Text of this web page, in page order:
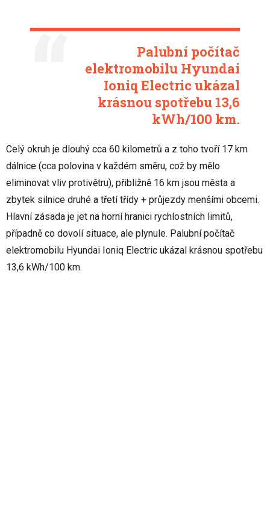
Palubní počítač
elektromobilu Hyundai
Ioniq Electric ukázal
krásnou spotřebu 13,6
kWh/100 km.
Celý okruh je dlouhý cca 60 kilometrů a z toho tvoří 17 km
dálnice (cca polovina v každém směru, což by mělo
eliminovat vliv protivětru), přibližně 16 km jsou města a
zbytek silnice druhé a třetí třídy + průjezdy menšími obcemi.
Hlavní zásada je jet na horní hranici rychlostních limitů,
případně co dovolí situace, ale plynule. Palubní počítač
elektromobilu Hyundai Ioniq Electric ukázal krásnou spotřebu
13,6 kWh/100 km.